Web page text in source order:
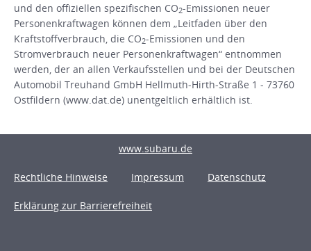
und den offiziellen spezifischen CO2-Emissionen neuer
Personenkraftwagen können dem „Leitfaden über den
Kraftstoffverbrauch, die CO2-Emissionen und den
Stromverbrauch neuer Personenkraftwagen“ entnommen
werden, der an allen Verkaufsstellen und bei der Deutschen
Automobil Treuhand GmbH Hellmuth-Hirth-Straße 1 - 73760
Ostfildern (www.dat.de) unentgeltlich erhältlich ist.
www.subaru.de
Rechtliche Hinweise Impressum Datenschutz
Erklärung zur Barrierefreiheit